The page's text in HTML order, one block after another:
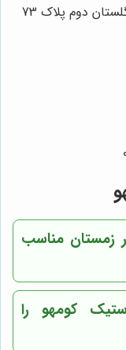
دوم پلاک 73
زمستان مناسب
کومهو را